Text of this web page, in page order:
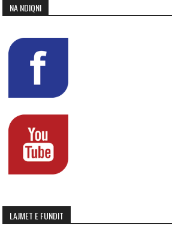
NA NDIQNI
LAJMET E FUNDIT